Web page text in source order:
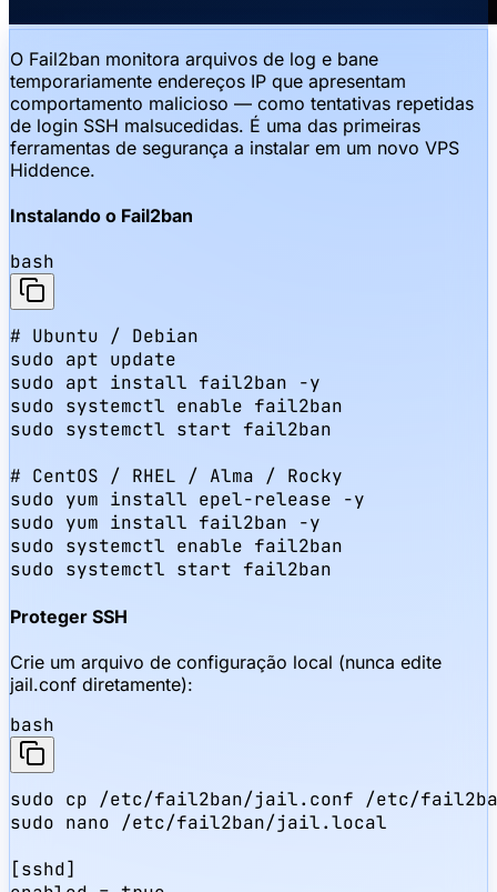
O Fail2ban monitora arquivos de log e bane
temporariamente endereços IP que apresentam
comportamento malicioso — como tentativas repetidas
de login SSH malsucedidas. É uma das primeiras
ferramentas de segurança a instalar em um novo VPS
Hiddence.
Instalando o Fail2ban
bash
# Ubuntu / Debian
sudo apt update
sudo apt install fail2ban -y
sudo systemctl enable fail2ban
sudo systemctl start fail2ban
# CentOS / RHEL / Alma / Rocky
sudo yum install epel-release -y
sudo yum install fail2ban -y
sudo systemctl enable fail2ban
sudo systemctl start fail2ban
Proteger SSH
Crie um arquivo de configuração local (nunca edite
jail.conf diretamente):
bash
sudo cp /etc/fail2ban/jail.conf /etc/
sudo nano /etc/fail2ban/jail.local
[sshd]